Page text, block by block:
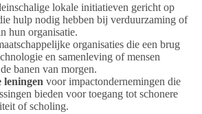
lokale initiatieven gericht op
hulp nodig hebben bij verduurzaming of
hun organisatie.
organisaties die een brug
en samenleving of mensen
banen van morgen.
leningen voor impactondernemingen die
bieden voor toegang tot schonere
of scholing.